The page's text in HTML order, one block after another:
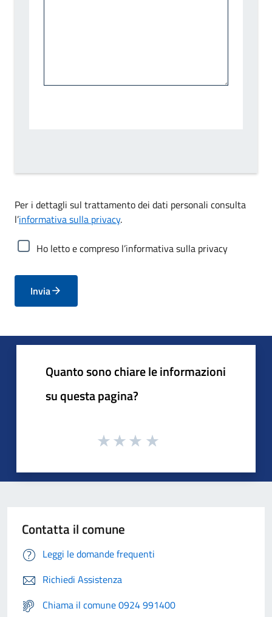
Per i dettagli sul trattamento dei dati personali consulta
l’informativa sulla privacy.
Ho letto e compreso l’informativa sulla privacy
Invia
Quanto sono chiare le informazioni
su questa pagina?
Contatta il comune
Leggi le domande frequenti
Richiedi Assistenza
Chiama il comune 0924 991400